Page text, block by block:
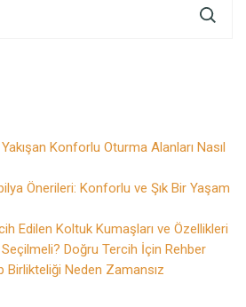
Konforlu Oturma Alanları Nasıl
Önerileri: Konforlu ve Şık Bir Yaşam
Edilen Koltuk Kumaşları ve Özellikleri
Doğru Tercih İçin Rehber
Birlikteliği Neden Zamansız